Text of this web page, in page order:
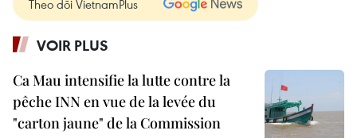
Theo dõi VietnamPlus
VOIR PLUS
Ca Mau intensifie la lutte contre la
pêche INN en vue de la levée du
"carton jaune" de la Commission